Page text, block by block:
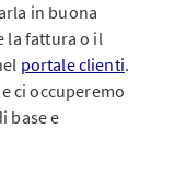
in buona
la fattura o il
portale clienti.
ci occuperemo
base e